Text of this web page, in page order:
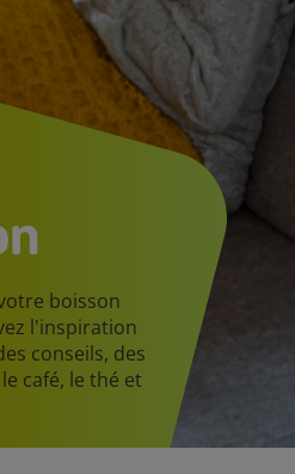
boisson
l'inspiration
conseils, des
café, le thé et